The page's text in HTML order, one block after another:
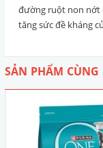
đường ruột non nớt
tăng sức đề kháng
SẢN PHẨM CÙNG